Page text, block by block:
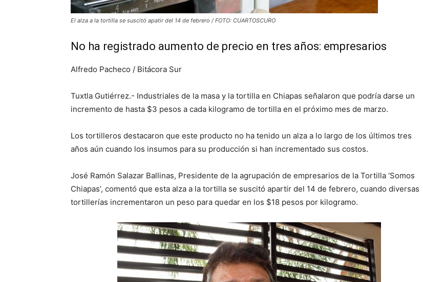
El alza a la tortilla se suscitó apatir del 14 de febrero / FOTO: CUARTOSCURO
No ha registrado aumento de precio en tres años: empresarios
Alfredo Pacheco / Bitácora Sur
Tuxtla Gutiérrez.- Industriales de la masa y la tortilla en Chiapas señalaron que podría darse un
incremento de hasta $3 pesos a cada kilogramo de tortilla en el próximo mes de marzo.
Los tortilleros destacaron que este producto no ha tenido un alza a lo largo de los últimos tres
años aún cuando los insumos para su producción si han incrementado sus costos.
José Ramón Salazar Ballinas, Presidente de la agrupación de empresarios de la Tortilla ‘Somos
Chiapas’, comentó que esta alza a la tortilla se suscitó apartir del 14 de febrero, cuando diversas
tortillerías incrementaron un peso para quedar en los $18 pesos por kilogramo.